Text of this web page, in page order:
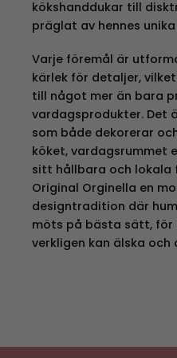
kökshanddukar till
präglat av hennes
Varje föremål är
kärlek för detaljer,
till något mer än bara
vardagsprodukter. Det
som både dekorerar
köket, vardagsrummet
sitt hållbara och lokala
Original Orginella en
designtradition där
möts på bästa sätt, för
verkligen kan älska och